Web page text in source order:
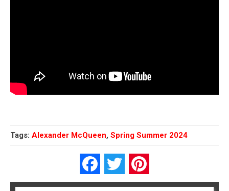
Tags: Alexander McQueen, Spring Summer 2024
FacebookTwitter